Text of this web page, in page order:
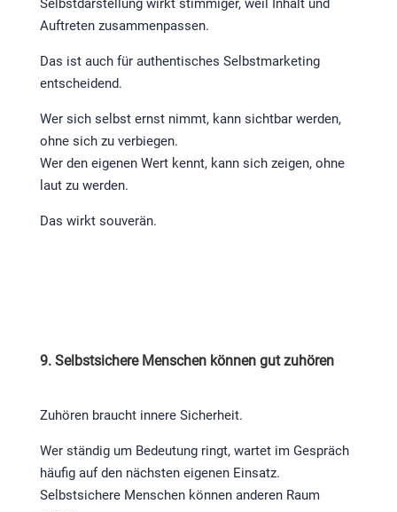
Selbstdarstellung wirkt stimmiger, weil Inhalt und
Auftreten zusammenpassen.
Das ist auch für authentisches Selbstmarketing
entscheidend.
Wer sich selbst ernst nimmt, kann sichtbar werden,
ohne sich zu verbiegen.
Wer den eigenen Wert kennt, kann sich zeigen, ohne
laut zu werden.
Das wirkt souverän.
9. Selbstsichere Menschen können gut zuhören
Zuhören braucht innere Sicherheit.
Wer ständig um Bedeutung ringt, wartet im Gespräch
häufig auf den nächsten eigenen Einsatz.
Selbstsichere Menschen können anderen Raum